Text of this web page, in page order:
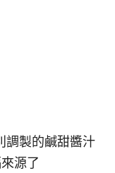
調製的鹹甜醬汁
源了